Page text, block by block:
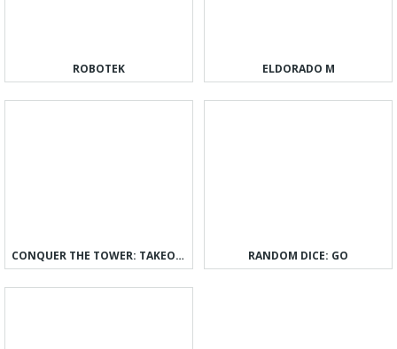
ROBOTEK ELDORADO M
CONQUER THE TOWER: TAKEOVER RANDOM DICE: GO